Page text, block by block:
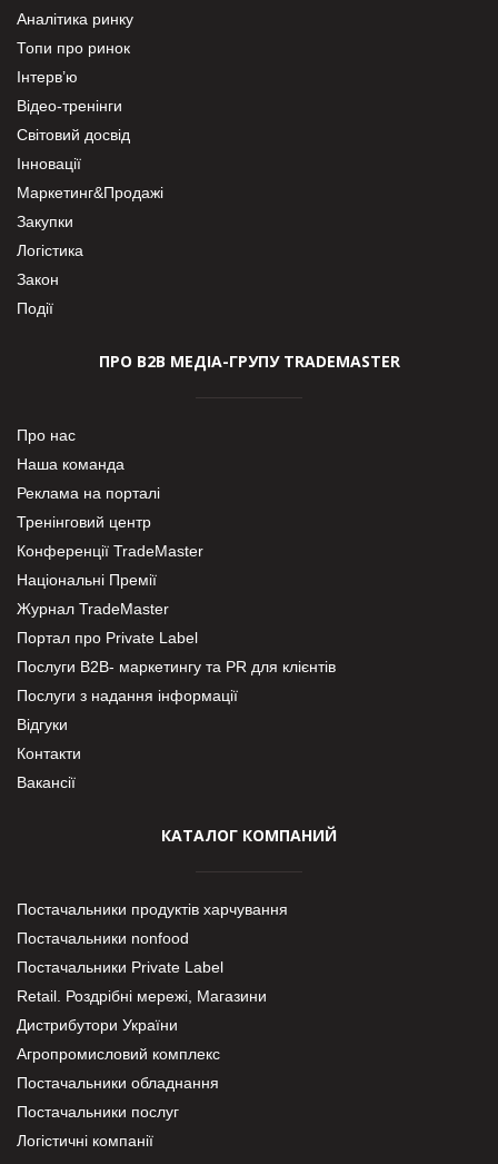
Аналітика ринку
Топи про ринок
Інтерв’ю
Відео-тренінги
Світовий досвід
Інновації
Маркетинг&Продажі
Закупки
Логістика
Закон
Події
ПРО В2В МЕДІА-ГРУПУ TRADEMASTER
Про нас
Наша команда
Реклама на порталі
Тренінговий центр
Конференції TradeMaster
Національні Премії
Журнал TradeMaster
Портал про Private Label
Послуги В2В- маркетингу та PR для клієнтів
Послуги з надання інформації
Відгуки
Контакти
Вакансії
КАТАЛОГ КОМПАНИЙ
Постачальники продуктів харчування
Постачальники nonfood
Постачальники Private Label
Retail. Роздрібні мережі, Магазини
Дистрибутори України
Агропромисловий комплекс
Постачальники обладнання
Постачальники послуг
Логістичні компанії